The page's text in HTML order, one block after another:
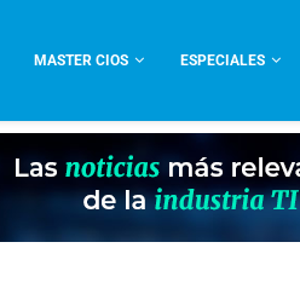
MASTER CIOS ESPECIALES